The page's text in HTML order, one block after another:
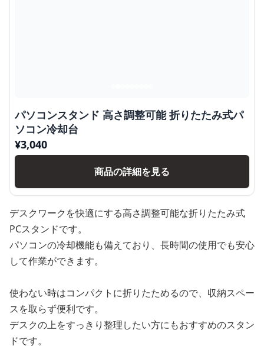
パソコンスタンド 高さ調整可能 折りたたみ式パ
ソコン冷却台
¥3,040
商品の詳細を見る
デスクワークを快適にする高さ調整可能な折りたたみ式
PCスタンドです。
パソコンの冷却機能も備えており、長時間の使用でも安心
して作業ができます。
使わない時はコンパクトに折りたためるので、収納スペー
スを取らず便利です。
デスクの上をすっきり整理したい方にもおすすめのスタン
ドです。